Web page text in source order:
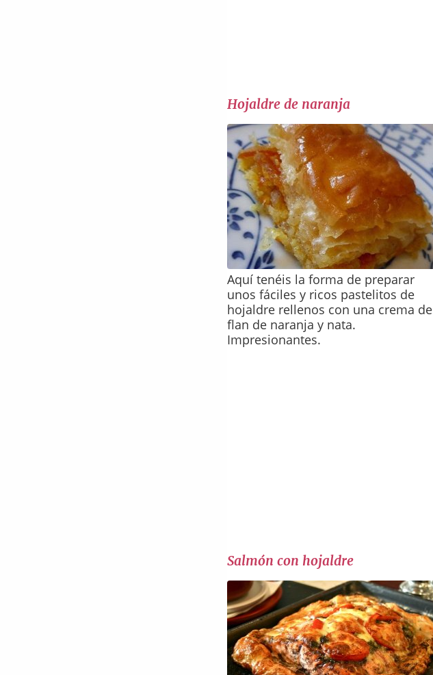
Hojaldre de naranja
Aquí tenéis la forma de preparar
unos fáciles y ricos pastelitos de
hojaldre rellenos con una crema de
flan de naranja y nata.
Impresionantes.
Salmón con hojaldre